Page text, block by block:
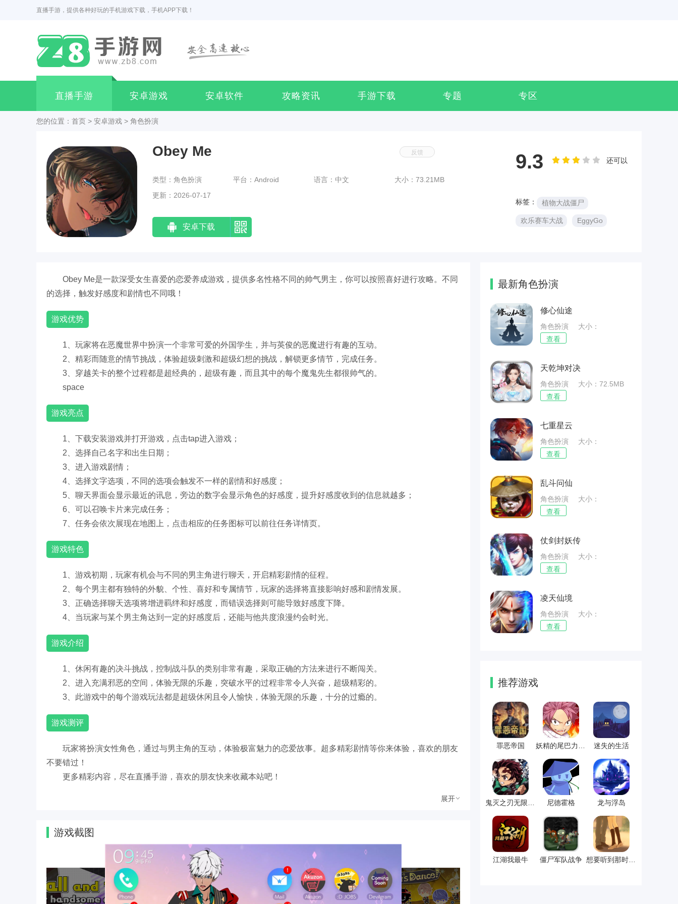
直播手游，提供各种好玩的手机游戏下载，手机APP下载！
直播手游 安卓游戏 安卓软件 攻略资讯 手游下载 专题 专区
您的位置： 首页 > 安卓游戏 > 角色扮演
类型：角色扮演 平台：Android 语言：中文
大小：73.21MB
更新：2026-07-17
安卓下载
还可以
9.3
标签： 植物大战僵尸
欢乐赛车大战 EggyGo
Obey Me
Obey Me是一款深受女生喜爱的恋爱养成游戏，提供多名性格不同的帅气男主，你可以按照喜好进行攻略。不同
的选择，触发好感度和剧情也不同哦！
游戏优势
1、玩家将在恶魔世界中扮演一个非常可爱的外国学生，并与英俊的恶魔进行有趣的互动。
2、精彩而随意的情节挑战，体验超级刺激和超级幻想的挑战，解锁更多情节，完成任务。
3、穿越关卡的整个过程都是超经典的，超级有趣，而且其中的每个魔鬼先生都很帅气的。
space
游戏亮点
1、下载安装游戏并打开游戏，点击tap进入游戏；
2、选择自己名字和出生日期；
3、进入游戏剧情；
4、选择文字选项，不同的选项会触发不一样的剧情和好感度；
5、聊天界面会显示最近的讯息，旁边的数字会显示角色的好感度，提升好感度收到的信息就越多；
6、可以召唤卡片来完成任务；
7、任务会依次展现在地图上，点击相应的任务图标可以前往任务详情页。
游戏特色
1、游戏初期，玩家有机会与不同的男主角进行聊天，开启精彩剧情的征程。
2、每个男主都有独特的外貌、个性、喜好和专属情节，玩家的选择将直接影响好感和剧情发展。
3、正确选择聊天选项将增进羁绊和好感度，而错误选择则可能导致好感度下降。
4、当玩家与某个男主角达到一定的好感度后，还能与他共度浪漫约会时光。
游戏介绍
1、休闲有趣的决斗挑战，控制战斗队的类别非常有趣，采取正确的方法来进行不断闯关。
2、进入充满邪恶的空间，体验无限的乐趣，突破水平的过程非常令人兴奋，超级精彩的。
3、此游戏中的每个游戏玩法都是超级休闲且令人愉快，体验无限的乐趣，十分的过瘾的。
游戏测评
玩家将扮演女性角色，通过与男主角的互动，体验极富魅力的恋爱故事。超多精彩剧情等你来体验，喜欢的朋友
不要错过！
更多精彩内容，尽在直播手游，喜欢的朋友快来收藏本站吧！
展开
游戏截图
最新角色扮演
修心仙途
角色扮演
大小：
44.45MB
查看
天乾坤对决
角色扮演
大小：72.5MB
查看
七重星云
角色扮演
大小：
51.59MB
查看
乱斗问仙
角色扮演
大小：
57.92MB
查看
仗剑封妖传
角色扮演
大小：
67.91MB
查看
凌天仙境
角色扮演
大小：
46.57MB
查看
推荐游戏
罪恶帝国 迷失的生活
尼德霍格 龙与浮岛
江湖我最牛 僵尸军队战争 想要听到那时的话语
反馈